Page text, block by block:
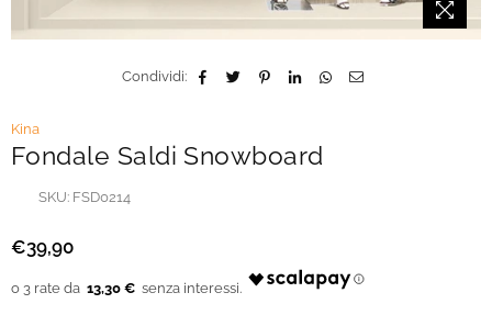
Condividi:
Kina
Fondale Saldi Snowboard
SKU: FSD0214
Prezzo
€39,90
13,30 €